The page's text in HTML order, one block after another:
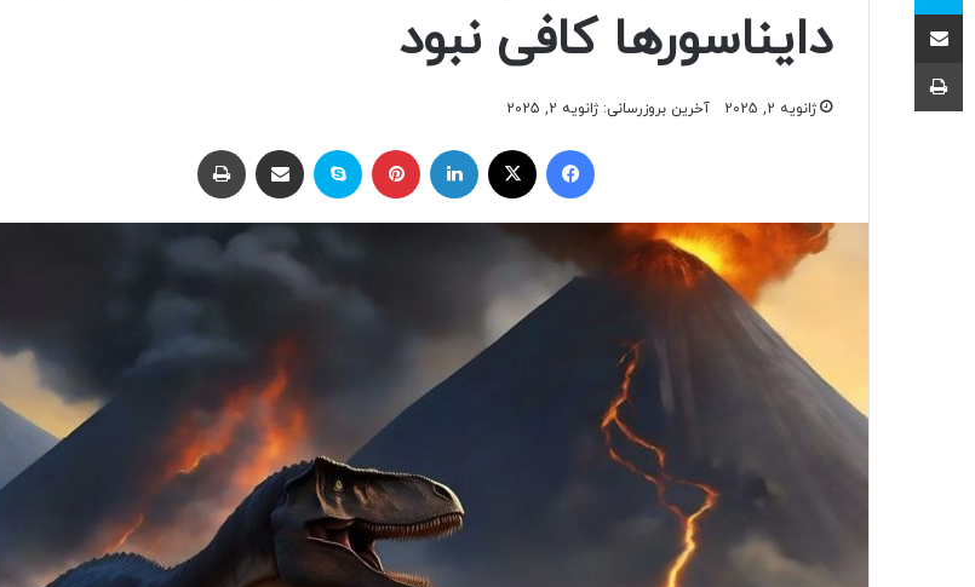
دایناسورها کافی نبود
ژانویه 2, 2025 آخرین بروزرسانی: ژانویه 2, 2025
ایکس